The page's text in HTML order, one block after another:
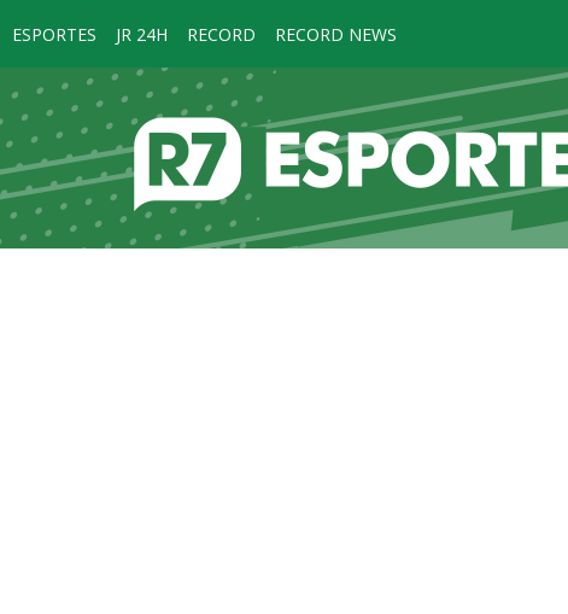
ESPORTES JR 24H RECORD RECORD NEWS